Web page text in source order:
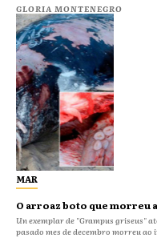
GLORIA MONTENEGRO
MAR
O arroaz boto que morreu
Un exemplar de "Grampus griseus"
pasado mes de decembro morreu